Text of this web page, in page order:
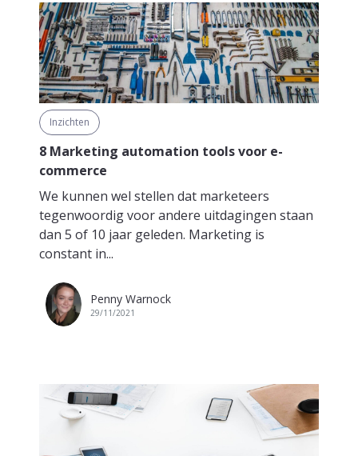
Inzichten
8 Marketing automation tools voor e-
commerce
We kunnen wel stellen dat marketeers
tegenwoordig voor andere uitdagingen staan
dan 5 of 10 jaar geleden. Marketing is
constant in...
Penny Warnock
29/11/2021